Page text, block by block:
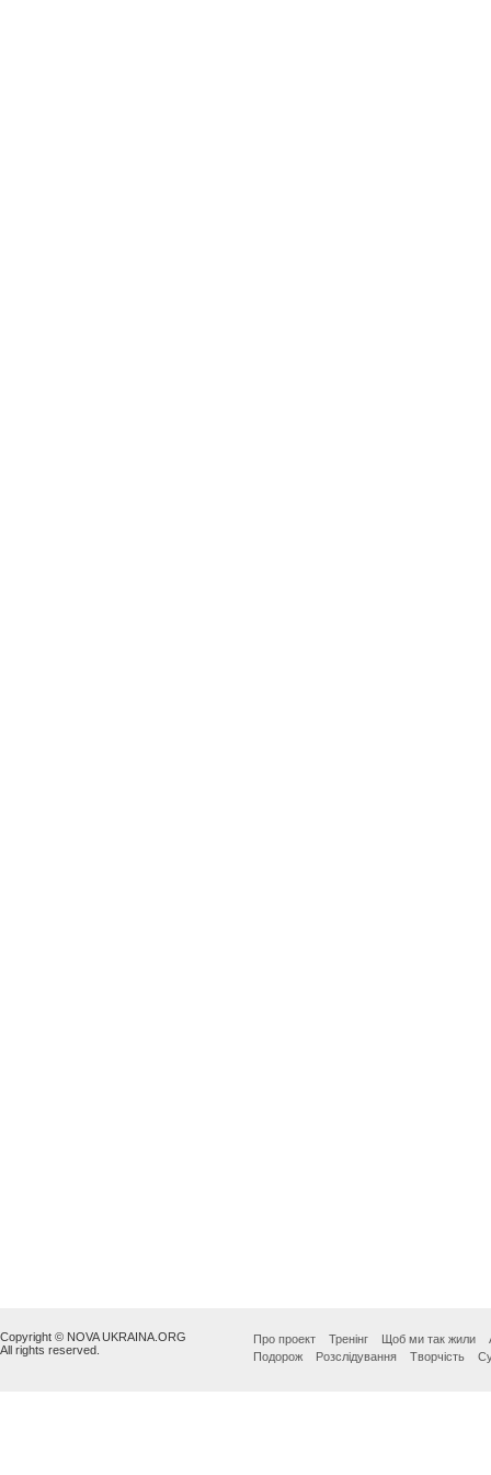
Copyright © NOVA UKRAINA.ORG
All rights reserved.
Про проект Тренінг Щоб ми так жили
Подорож
Розслідування Творчість